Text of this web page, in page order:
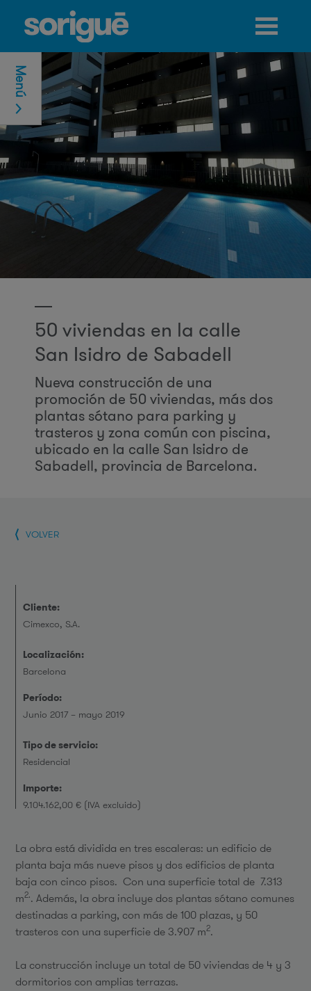
Jump to navigation
50 viviendas en la calle
San Isidro de Sabadell
Nueva construcción de una
promoción de 50 viviendas, más dos
plantas sótano para parking y
trasteros y zona común con piscina,
ubicado en la calle San Isidro de
Sabadell, provincia de Barcelona.
VOLVER
Cliente:
Cimexco, S.A.
Localización:
Barcelona
Período:
Junio 2017 – mayo 2019
Tipo de servicio:
Residencial
Importe:
9.104.162,00 € (IVA excluido)
La obra está dividida en tres escaleras: un edificio de
planta baja más nueve pisos y dos edificios de planta
baja con cinco pisos. Con una superficie total de 7.313
m2.. Además, la obra incluye dos plantas sótano comunes
destinadas a parking, con más de 100 plazas, y 50
trasteros con una superficie de 3.907 m2.
La construcción incluye un total de 50 viviendas de 4 y 3
dormitorios con amplias terrazas.
Menú